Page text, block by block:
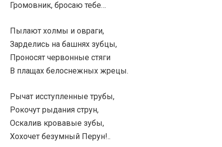
Громовник, бросаю тебе…
Пылают холмы и овраги,
Зарделись на башнях зубцы,
Проносят червонные стяги
В плащах белоснежных жрецы.
Рычат исступленные трубы,
Рокочут рыдания струн,
Оскалив кровавые зубы,
Хохочет безумный Перун!..